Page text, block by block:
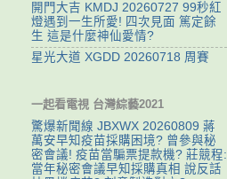
開門大吉 KMDJ 20260727 99秒紅
燈遇到一生所愛! 四次見面 篤定餘
生 這是什麼神仙愛情?
星光大道 XGDD 20260718 周賽
一起看電視 台灣綜藝2021
驚爆新聞線 JBXWX 20260809 蔣
萬安早知疫苗採購困境? 曾參與秘
密會議! 疫苗當騙票提款機? 莊競程:
當年秘密會議早知採購真相 說反話